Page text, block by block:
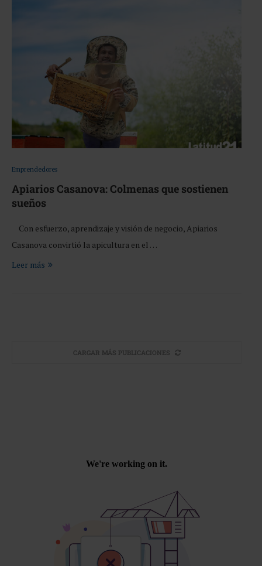
Emprendedores
Apiarios Casanova: Colmenas que sostienen
sueños
Con esfuerzo, aprendizaje y visión de negocio, Apiarios
Casanova convirtió la apicultura en el …
Leer más
CARGAR MÁS PUBLICACIONES